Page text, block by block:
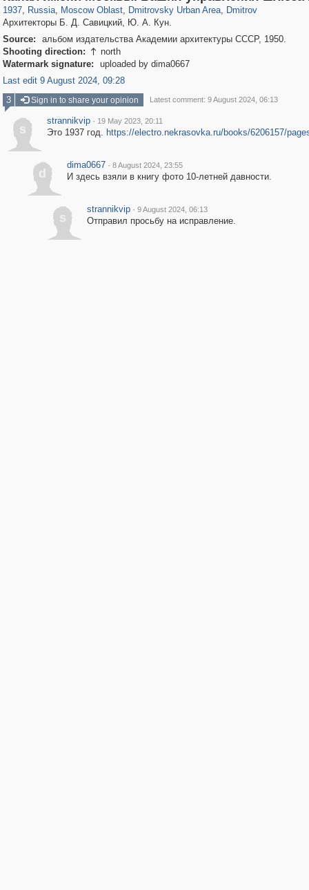
1937, Russia, Moscow Oblast, Dmitrovsky Urban Area, Dmitrov
Архитекторы Б. Д. Савицкий, Ю. А. Кун.
Source:
альбом издательства Академии архитектуры СССР, 1950.
Shooting direction:  north
Watermark signature:
uploaded by dima0667
Last edit 9 August 2024, 09:28
3
Sign in to share your opinion Latest comment: 9 August 2024, 06:13
s
strannikvip · 19 May 2023, 20:11
Это 1937 год. https://electro.nekrasovka.ru/books/6206157/
d
dima0667 · 8 August 2024, 23:55
И здесь взяли в книгу фото 10-летней давности.
s
strannikvip · 9 August 2024, 06:13
Отправил просьбу на исправление.